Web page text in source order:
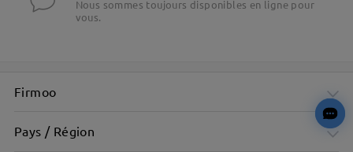
Nous sommes toujours disponibles en ligne pour
vous.
Firmoo
Pays / Région